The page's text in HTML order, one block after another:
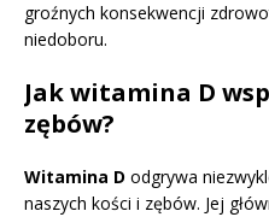
groźnych konsekwencji
niedoboru.
Jak witamina D
zębów?
Witamina D odgrywa
naszych kości i zębów. Jej